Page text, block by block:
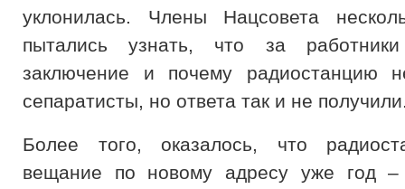
уклонилась. Члены Нацсовета
пытались узнать, что за работники
заключение и почему радиостанцию
сепаратисты, но ответа так и не
Более того, оказалось, что
вещание по новому адресу уже год –